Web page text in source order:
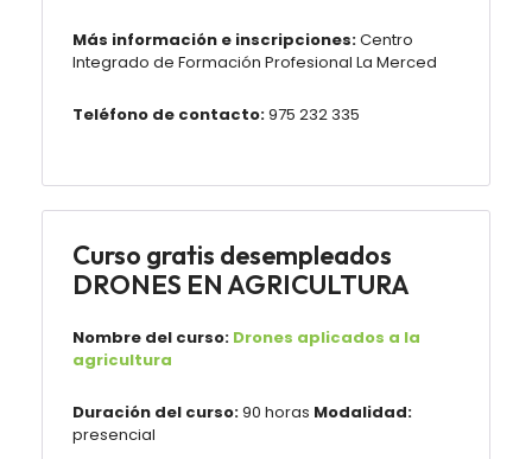
Más información e inscripciones:Centro
Integrado de Formación Profesional La Merced
Teléfono de contacto:975 232 335
Curso gratis desempleados
DRONES EN AGRICULTURA
Nombre del curso: Drones aplicados a la
agricultura
Duración del curso:90 horas Modalidad:
presencial